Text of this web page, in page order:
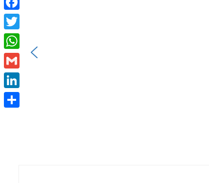
Facebook
Twitter
WhatsApp
Gmail
LinkedIn